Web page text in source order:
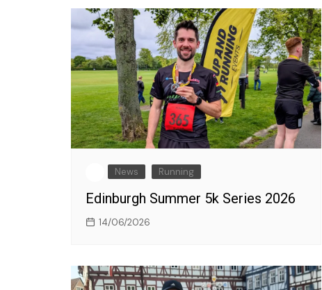
News Running
Edinburgh Summer 5k Series 2026
14/06/2026